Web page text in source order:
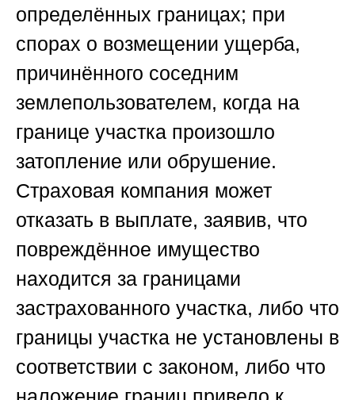
определённых границах; при
спорах о возмещении ущерба,
причинённого соседним
землепользователем, когда на
границе участка произошло
затопление или обрушение.
Страховая компания может
отказать в выплате, заявив, что
повреждённое имущество
находится за границами
застрахованного участка, либо что
границы участка не установлены в
соответствии с законом, либо что